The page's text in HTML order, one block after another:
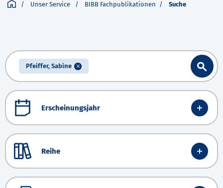
Unser Service BIBB Fachpublikationen Suche
Pfeiffer, Sabine
Erscheinungsjahr
Reihe